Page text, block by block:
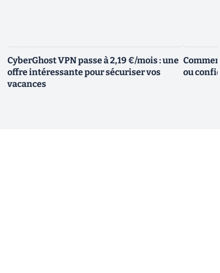
CyberGhost VPN passe à 2,19 €/mois : une
offre intéressante pour sécuriser vos
vacances
ou